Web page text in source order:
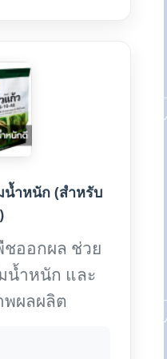
น้ำหนัก (สำหรับ
ชออกผล ช่วย
น้ำหนัก และ
ผลผลิต